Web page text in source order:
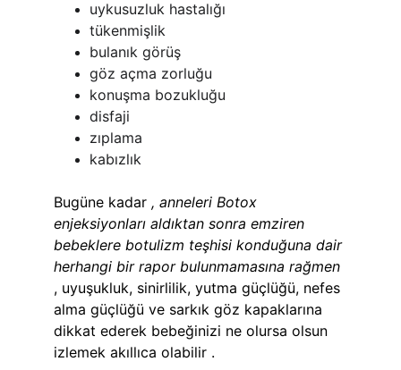
uykusuzluk hastalığı
tükenmişlik
bulanık görüş
göz açma zorluğu
konuşma bozukluğu
disfaji
zıplama
kabızlık
Bugüne kadar , anneleri Botox
enjeksiyonları aldıktan sonra emziren
bebeklere botulizm teşhisi konduğuna dair
herhangi bir rapor bulunmamasına rağmen
, uyuşukluk, sinirlilik, yutma güçlüğü, nefes
alma güçlüğü ve sarkık göz kapaklarına
dikkat ederek bebeğinizi ne olursa olsun
izlemek akıllıca olabilir .